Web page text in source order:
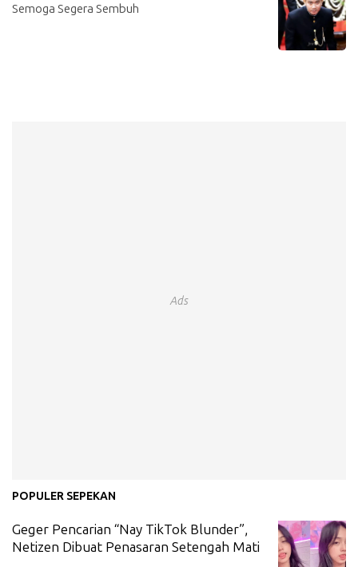
Semoga Segera Sembuh
Ads
POPULER SEPEKAN
Geger Pencarian “Nay TikTok Blunder”,
Netizen Dibuat Penasaran Setengah Mati